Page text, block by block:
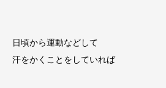
日頃から運動などして
汗をかくことをしていれば